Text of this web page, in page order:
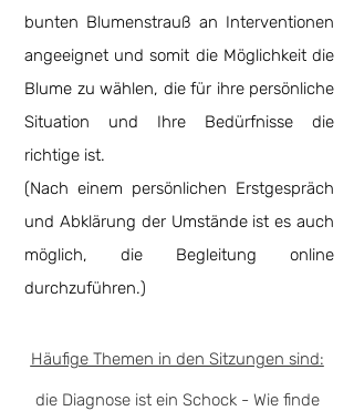
bunten Blumenstrauß an Interventionen
angeeignet und somit die Möglichkeit die
Blume zu wählen, die für ihre persönliche
Situation und Ihre Bedürfnisse die
richtige ist.
(Nach einem persönlichen Erstgespräch
und Abklärung der Umstände ist es auch
möglich, die Begleitung online
durchzuführen.)
Häufige Themen in den Sitzungen sind:
die Diagnose ist ein Schock - Wie finde